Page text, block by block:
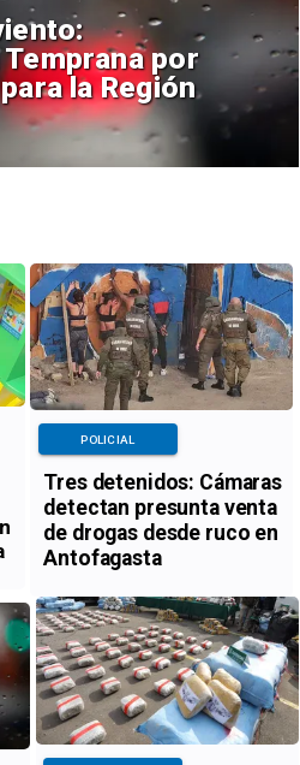
por
la Región
Tres detenidos: Cámaras
detectan presunta venta
de drogas desde ruco en
Antofagasta
POLICIAL